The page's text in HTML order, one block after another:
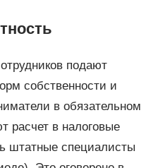
подают
собственности и
в обязательном
расчет в налоговые
штатные специалисты